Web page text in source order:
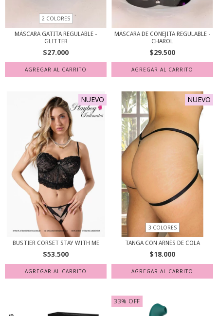
2 COLORES
MÁSCARA GATITA REGULABLE -
GLITTER
$27.000
AGREGAR AL CARRITO
MÁSCARA DE CONEJITA REGULABLE -
CHAROL
$29.500
NUEVO
BUSTIER CORSET STAY WITH ME
$53.500
AGREGAR AL CARRITO
NUEVO
3 COLORES
TANGA CON ARNÉS DE COLA
$18.000
AGREGAR AL CARRITO
33% OFF